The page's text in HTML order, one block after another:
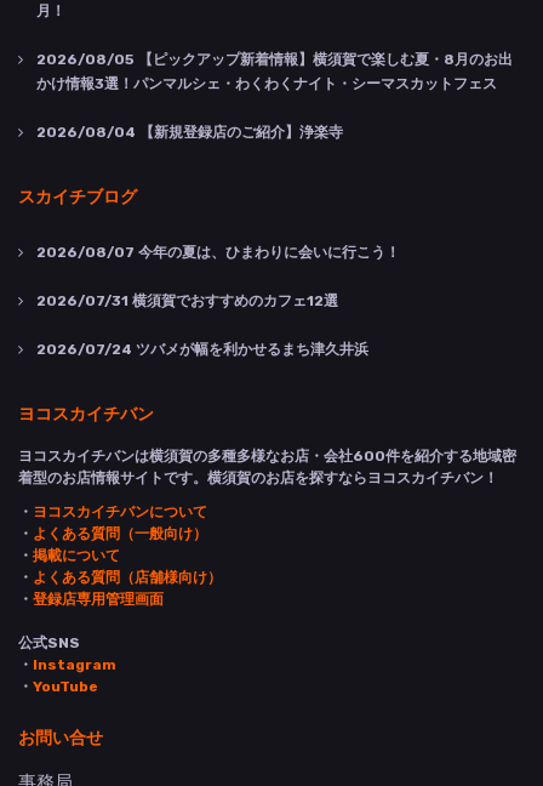
月！
2026/08/05 【ピックアップ新着情報】横須賀で楽しむ夏・8月のお出
かけ情報3選！パンマルシェ・わくわくナイト・シーマスカットフェス
2026/08/04 【新規登録店のご紹介】浄楽寺
スカイチブログ
2026/08/07 今年の夏は、ひまわりに会いに行こう！
2026/07/31 横須賀でおすすめのカフェ12選
2026/07/24 ツバメが幅を利かせるまち津久井浜
ヨコスカイチバン
ヨコスカイチバンは横須賀の多種多様なお店・会社600件を紹介する地域密
着型のお店情報サイトです。横須賀のお店を探すならヨコスカイチバン！
・ ヨコスカイチバンについて
・ よくある質問（一般向け）
・ 掲載について
・ よくある質問（店舗様向け）
・ 登録店専用管理画面
公式SNS
・ Instagram
・ YouTube
お問い合せ